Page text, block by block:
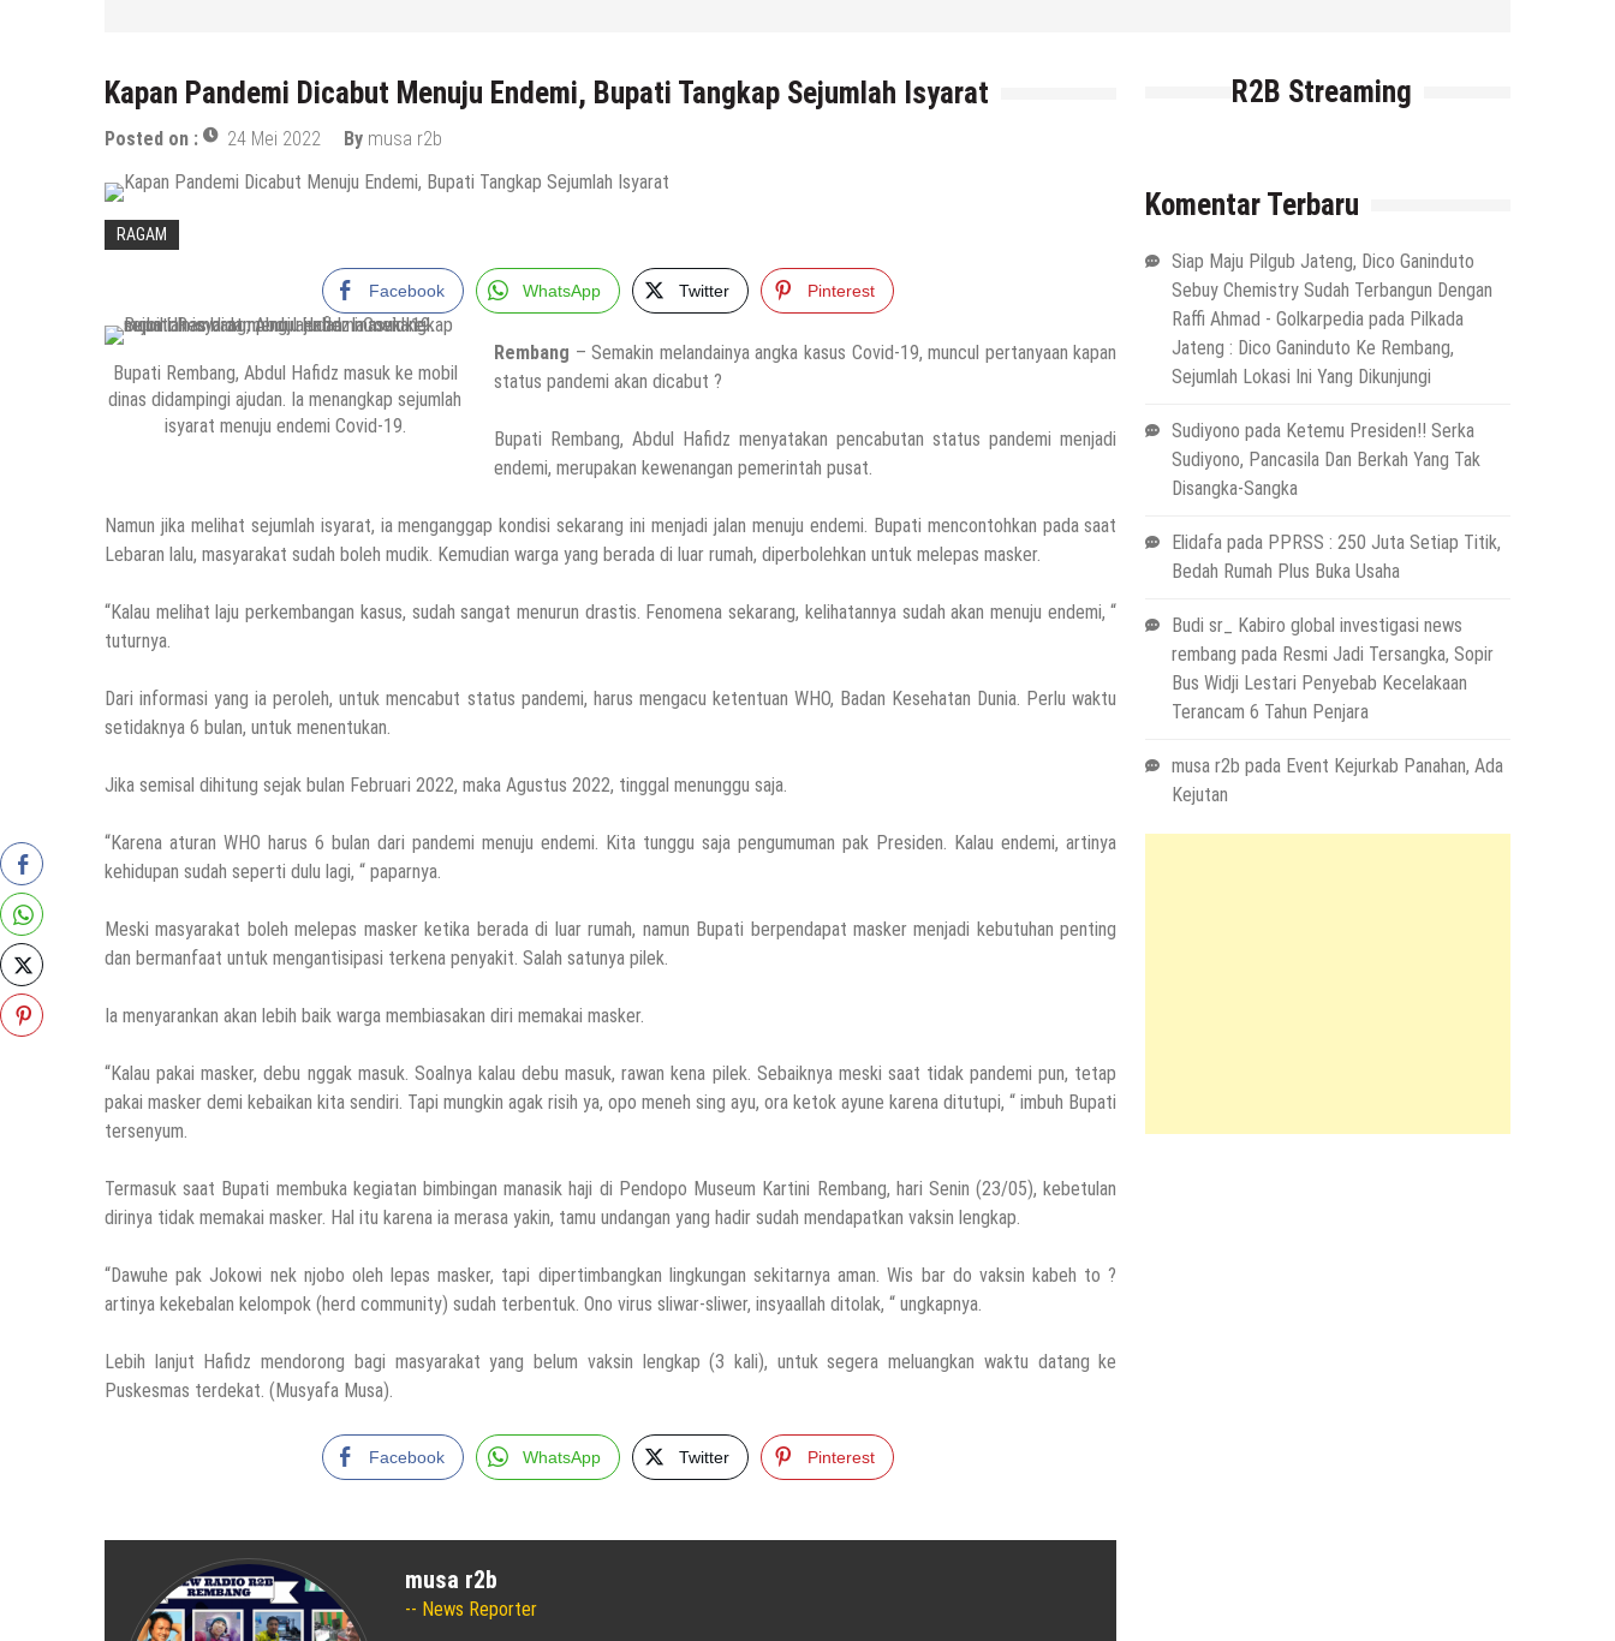
Kapan Pandemi Dicabut Menuju Endemi, Bupati Tangkap Sejumlah Isyarat
Posted on : 24 Mei 2022 By musa r2b
RAGAM
Facebook WhatsApp Twitter Pinterest
Bupati Rembang, Abdul Hafidz masuk ke mobil
dinas didampingi ajudan. Ia menangkap sejumlah
isyarat menuju endemi Covid-19.
Rembang – Semakin melandainya angka kasus Covid-19, muncul pertanyaan kapan
status pandemi akan dicabut ?
Bupati Rembang, Abdul Hafidz menyatakan pencabutan status pandemi menjadi
endemi, merupakan kewenangan pemerintah pusat.
Namun jika melihat sejumlah isyarat, ia menganggap kondisi sekarang ini menjadi jalan menuju endemi. Bupati mencontohkan pada saat
Lebaran lalu, masyarakat sudah boleh mudik. Kemudian warga yang berada di luar rumah, diperbolehkan untuk melepas masker.
“Kalau melihat laju perkembangan kasus, sudah sangat menurun drastis. Fenomena sekarang, kelihatannya sudah akan menuju endemi, “
tuturnya.
Dari informasi yang ia peroleh, untuk mencabut status pandemi, harus mengacu ketentuan WHO, Badan Kesehatan Dunia. Perlu waktu
setidaknya 6 bulan, untuk menentukan.
Jika semisal dihitung sejak bulan Februari 2022, maka Agustus 2022, tinggal menunggu saja.
“Karena aturan WHO harus 6 bulan dari pandemi menuju endemi. Kita tunggu saja pengumuman pak Presiden. Kalau endemi, artinya
kehidupan sudah seperti dulu lagi, “ paparnya.
Meski masyarakat boleh melepas masker ketika berada di luar rumah, namun Bupati berpendapat masker menjadi kebutuhan penting
dan bermanfaat untuk mengantisipasi terkena penyakit. Salah satunya pilek.
Ia menyarankan akan lebih baik warga membiasakan diri memakai masker.
“Kalau pakai masker, debu nggak masuk. Soalnya kalau debu masuk, rawan kena pilek. Sebaiknya meski saat tidak pandemi pun, tetap
pakai masker demi kebaikan kita sendiri. Tapi mungkin agak risih ya, opo meneh sing ayu, ora ketok ayune karena ditutupi, “ imbuh Bupati
tersenyum.
Termasuk saat Bupati membuka kegiatan bimbingan manasik haji di Pendopo Museum Kartini Rembang, hari Senin (23/05), kebetulan
dirinya tidak memakai masker. Hal itu karena ia merasa yakin, tamu undangan yang hadir sudah mendapatkan vaksin lengkap.
“Dawuhe pak Jokowi nek njobo oleh lepas masker, tapi dipertimbangkan lingkungan sekitarnya aman. Wis bar do vaksin kabeh to ?
artinya kekebalan kelompok (herd community) sudah terbentuk. Ono virus sliwar-sliwer, insyaallah ditolak, “ ungkapnya.
Lebih lanjut Hafidz mendorong bagi masyarakat yang belum vaksin lengkap (3 kali), untuk segera meluangkan waktu datang ke
Puskesmas terdekat. (Musyafa Musa).
Facebook WhatsApp Twitter Pinterest
musa r2b
News Reporter
R2B Streaming
Komentar Terbaru
Siap Maju Pilgub Jateng, Dico Ganinduto
Sebuy Chemistry Sudah Terbangun Dengan
Raffi Ahmad - Golkarpediapada Pilkada
Jateng : Dico Ganinduto Ke Rembang,
Sejumlah Lokasi Ini Yang Dikunjungi
Sudiyono pada Ketemu Presiden!! Serka
Sudiyono, Pancasila Dan Berkah Yang Tak
Disangka-Sangka
Elidafapada PPRSS : 250 Juta Setiap Titik,
Bedah Rumah Plus Buka Usaha
Budi sr_ Kabiro global investigasi news
rembang pada Resmi Jadi Tersangka, Sopir
Bus Widji Lestari Penyebab Kecelakaan
Terancam 6 Tahun Penjara
musa r2b pada Event Kejurkab Panahan, Ada
Kejutan